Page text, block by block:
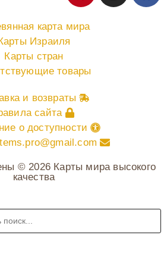
карта мира
Карты Израиля
Карты стран
товары
и возвраты
сайта
о доступности
© 2026 Карты мира высокого
качества